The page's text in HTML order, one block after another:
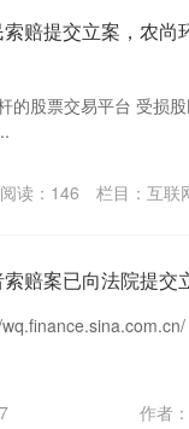
赔提交立案，农尚
的股票交易平台 受损
阅读： 146 栏目： 互联
赔案已向法院提交
作者